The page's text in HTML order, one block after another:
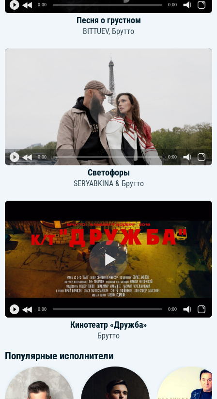
0:00 0:00
Песня о грустном
BITTUEV, Брутто
0:00 0:00
Светофоры
SERYABKINA & Брутто
0:00 0:00
Кинотеатр «Дружба»
Брутто
Популярные исполнители